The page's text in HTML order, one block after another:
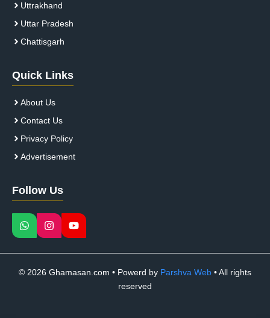
Uttrakhand
Uttar Pradesh
Chattisgarh
Quick Links
About Us
Contact Us
Privacy Policy
Advertisement
Follow Us
© 2026 Ghamasan.com • Powerd by Parshva Web • All rights
reserved